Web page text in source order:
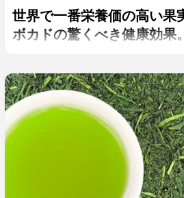
世界で一番栄養価の高い果
ボカドの驚くべき健康効果。